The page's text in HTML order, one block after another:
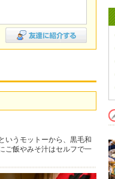
いうモットーから、黒毛和
ご飯やみそ汁はセルフで一